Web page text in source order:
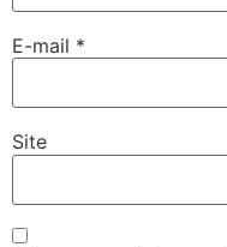
E-mail *
Site